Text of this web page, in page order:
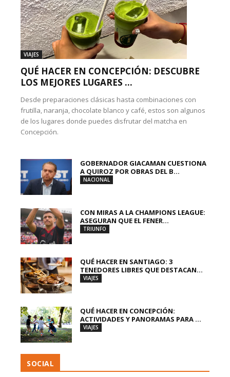
VIAJES
QUÉ HACER EN CONCEPCIÓN: DESCUBRE
LOS MEJORES LUGARES ...
Desde preparaciones clásicas hasta combinaciones con
frutilla, naranja, chocolate blanco y café, estos son algunos
de los lugares donde puedes disfrutar del matcha en
Concepción.
GOBERNADOR GIACAMAN CUESTIONA
A QUIROZ POR OBRAS DEL B...
NACIONAL
CON MIRAS A LA CHAMPIONS LEAGUE:
ASEGURAN QUE EL FENER...
TRIUNFO
QUÉ HACER EN SANTIAGO: 3
TENEDORES LIBRES QUE DESTACAN...
VIAJES
QUÉ HACER EN CONCEPCIÓN:
ACTIVIDADES Y PANORAMAS PARA ...
VIAJES
SOCIAL